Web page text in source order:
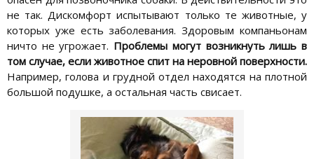
не так. Дискомфорт испытывают только те животные, у
которых уже есть заболевания. Здоровым компаньонам
ничто не угрожает. Проблемы могут возникнуть лишь в
том случае, если животное спит на неровной поверхности.
Например, голова и грудной отдел находятся на плотной
большой подушке, а остальная часть свисает.